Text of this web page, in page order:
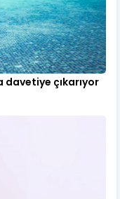
davetiye çıkarıyor